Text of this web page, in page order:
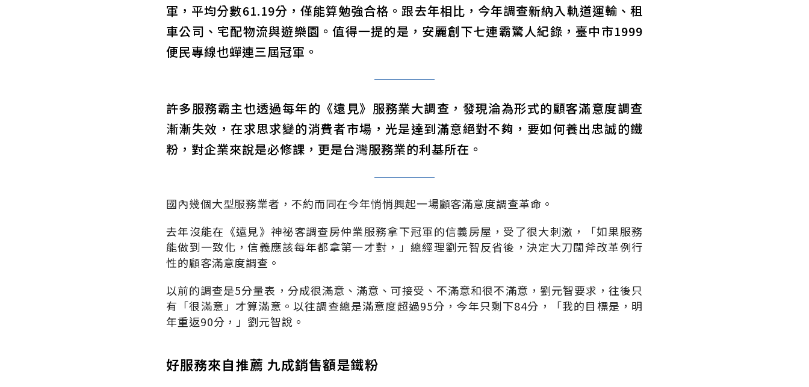
軍，平均分數61.19分，僅能算勉強合格。跟去年相比，今年調查新納入軌道運輸、租
車公司、宅配物流與遊樂園。值得一提的是，安麗創下七連霸驚人紀錄，臺中市1999
便民專線也蟬連三屆冠軍。
許多服務霸主也透過每年的《遠見》服務業大調查，發現淪為形式的顧客滿意度調查
漸漸失效，在求思求變的消費者市場，光是達到滿意絕對不夠，要如何養出忠誠的鐵
粉，對企業來說是必修課，更是台灣服務業的利基所在。
國內幾個大型服務業者，不約而同在今年悄悄興起一場顧客滿意度調查革命。
去年沒能在《遠見》神祕客調查房仲業服務拿下冠軍的信義房屋，受了很大刺激，「如果服務
能做到一致化，信義應該每年都拿第一才對，」總經理劉元智反省後，決定大刀闊斧改革例行
性的顧客滿意度調查。
以前的調查是5分量表，分成很滿意、滿意、可接受、不滿意和很不滿意，劉元智要求，往後只
有「很滿意」才算滿意。以往調查總是滿意度超過95分，今年只剩下84分，「我的目標是，明
年重返90分，」劉元智說。
好服務來自推薦 九成銷售額是鐵粉